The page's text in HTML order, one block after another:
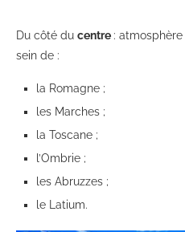
Du côté du centre : atmosphère
sein de :
la Romagne ;
les Marches ;
la Toscane ;
l’Ombrie ;
les Abruzzes ;
le Latium.